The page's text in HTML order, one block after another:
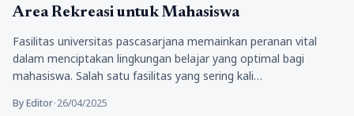
Area Rekreasi untuk Mahasiswa
Fasilitas universitas pascasarjana memainkan peranan vital
dalam menciptakan lingkungan belajar yang optimal bagi
mahasiswa. Salah satu fasilitas yang sering kali…
By Editor•26/04/2025